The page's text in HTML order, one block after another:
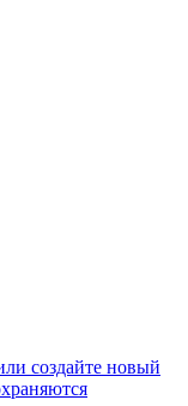
создайте новый